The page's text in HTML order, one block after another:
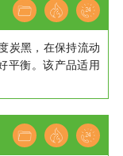
炭黑，在保持流动
平衡。该产品适用